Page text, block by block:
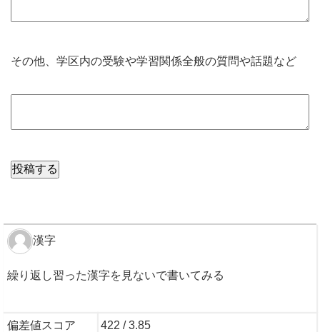
その他、学区内の受験や学習関係全般の質問や話題など
漢字
繰り返し習った漢字を見ないで書いてみる
偏差値スコア 422 / 3.85